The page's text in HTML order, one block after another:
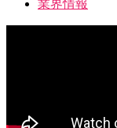
業界情報